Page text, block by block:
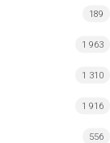
189
1 963
1 310
1 916
556